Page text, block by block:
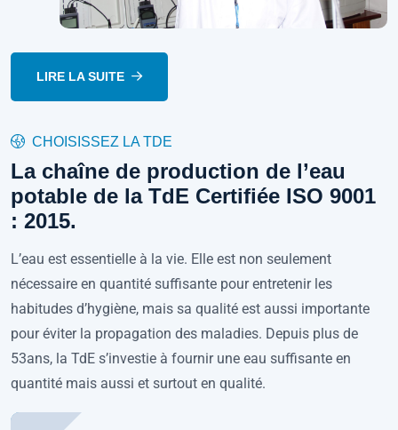
LIRE LA SUITE
CHOISISSEZ LA TDE
La chaîne de production de l’eau
potable de la TdE Certifiée ISO 9001
: 2015.
L’eau est essentielle à la vie. Elle est non seulement
nécessaire en quantité suffisante pour entretenir les
habitudes d’hygiène, mais sa qualité est aussi importante
pour éviter la propagation des maladies. Depuis plus de
53ans, la TdE s’investie à fournir une eau suffisante en
quantité mais aussi et surtout en qualité.